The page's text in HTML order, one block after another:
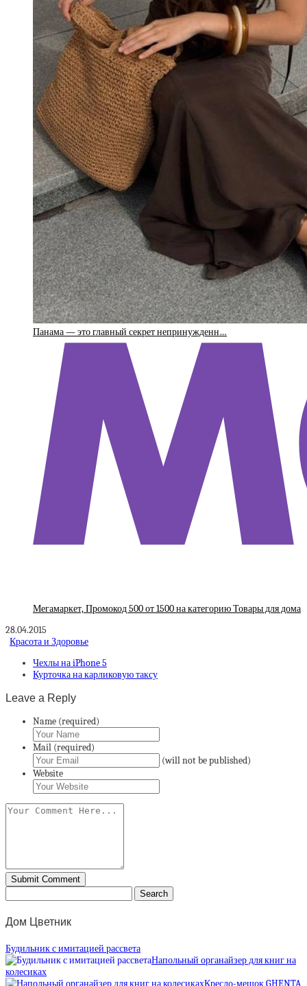
Панама — это главный секрет непринужденн…
Мегамаркет, Промокод 500 от 1500 на категорию Товары для дома
28.04.2015
Красота и Здоровье
Чехлы на iPhone 5
Курточка на карликовую таксу
Leave a Reply
Name (required)
Mail (required)
(will not be published)
Website
Дом Цветник
Будильник с имитацией рассвета
Напольный органайзер для книг на
колесиках
Кресло-мешок GHENTA